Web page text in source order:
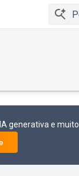
generativa e